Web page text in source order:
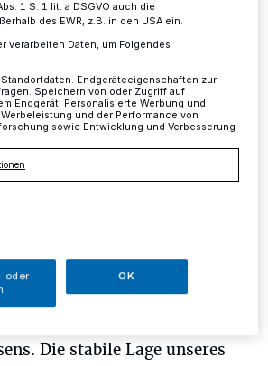
Armin Laschet: „Ich freue
und Länder heute
Weg in die
Normalität
haben. Ich habe immer dafür
die gesundheitlichen, sozialen
Folgeschäden der
im Blick zu behalten.
müssen zielgerichtet und
sein und das regional höchst
Infektionsgeschehen
Die stabile Lage unseres
1 S. 1 lit. a DSGVO auch die
des EWR, z.B. in den USA ein.
verarbeiten Daten, um Folgendes
Endgeräteeigenschaften zur
Speichern von oder Zugriff auf
Endgerät. Personalisierte Werbung und
und der Performance von
sowie Entwicklung und Verbesserung
oder
OK